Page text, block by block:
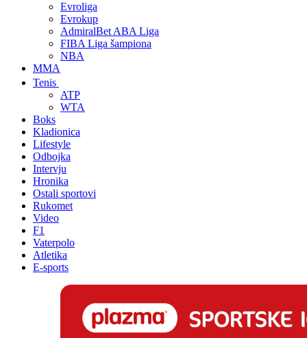
Evroliga
Evrokup
AdmiralBet ABA Liga
FIBA Liga šampiona
NBA
MMA
Tenis
ATP
WTA
Boks
Kladionica
Lifestyle
Odbojka
Intervju
Hronika
Ostali sportovi
Rukomet
Video
F1
Vaterpolo
Atletika
E-sports